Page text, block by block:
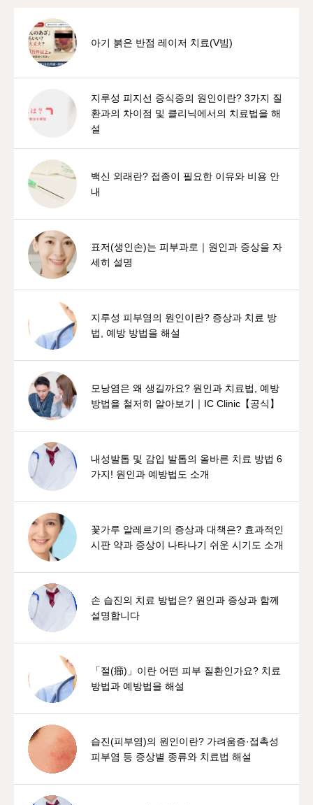
아기 붉은 반점 레이저 치료(V빔)
지루성 피지선 증식증의 원인이란? 3가지 질
환과의 차이점 및 클리닉에서의 치료법을 해
설
백신 외래란? 접종이 필요한 이유와 비용 안
내
표저(생인손)는 피부과로｜원인과 증상을 자
세히 설명
지루성 피부염의 원인이란? 증상과 치료 방
법, 예방 방법을 해설
모낭염은 왜 생길까요? 원인과 치료법, 예방
방법을 철저히 알아보기｜IC Clinic【공식】
내성발톱 및 감입 발톱의 올바른 치료 방법 6
가지! 원인과 예방법도 소개
꽃가루 알레르기의 증상과 대책은? 효과적인
시판 약과 증상이 나타나기 쉬운 시기도 소개
손 습진의 치료 방법은? 원인과 증상과 함께
설명합니다
「절(癤)」이란 어떤 피부 질환인가요? 치료
방법과 예방법을 해설
습진(피부염)의 원인이란? 가려움증·접촉성
피부염 등 증상별 종류와 치료법 해설